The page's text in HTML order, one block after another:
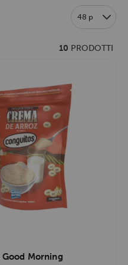
48 p
10 PRODOTTI
Good Morning